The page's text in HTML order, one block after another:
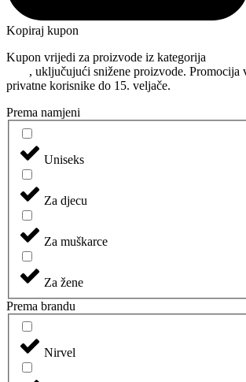
Kopiraj kupon
Kupon vrijedi za proizvode iz kategorija
, uključujući snižene proizvode. Promocija
privatne korisnike do 15. veljače.
Prema namjeni
Uniseks
Za djecu
Za muškarce
Za žene
Prema brandu
Nirvel